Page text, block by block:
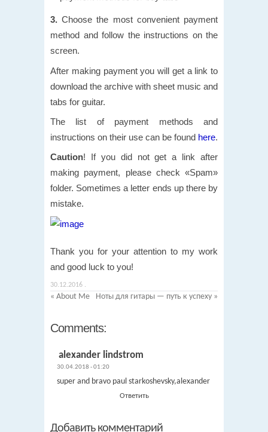
3. Choose the most convenient payment
method and follow the instructions on the
screen.
After making payment you will get a link to
download the archive with sheet music and
tabs for guitar.
The list of payment methods and
instructions on their use can be found here.
Caution! If you did not get a link after
making payment, please check «Spam»
folder. Sometimes a letter ends up there by
mistake.
Thank you for your attention to my work
and good luck to you!
30.12.2016 .
« About Me Ноты для гитары — путь к успеху »
Comments:
alexander lindstrom
30.04.2018 - 01:20
super and bravo paul starkoshevsky,alexander
Ответить
Добавить комментарий